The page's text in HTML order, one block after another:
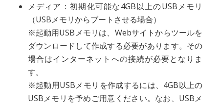
メディア：初期化可能な4GB以上のUSBメモリ
（USBメモリからブートさせる場合）
※起動用USBメモリは、Webサイトからツールを
ダウンロードして作成する必要があります。その
場合はインターネットへの接続が必要となりま
す。
※起動用USBメモリを作成するには、4GB以上の
USBメモリを予めご用意ください。なお、USBメ